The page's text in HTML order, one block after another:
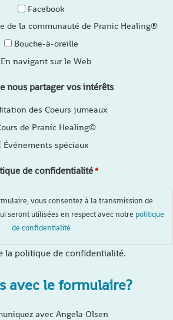
Facebook
de la communauté de Pranic Healing®
Bouche-à-oreille
En navigant sur le Web
nous partager vos intérêts
des Coeurs jumeaux
de Pranic Healing©
Événements spéciaux
de confidentialité*
vous consentez à la transmission de
seront utilisées en respect avec notre politique
de confidentialité
la politique de confidentialité.
avec le formulaire?
avec Angela Olsen